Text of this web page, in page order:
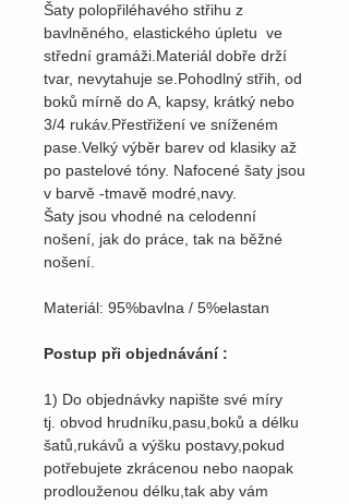
Šaty polopřiléhavého střihu z
bavlněného, elastického úpletu ve
střední gramáži.Materiál dobře drží
tvar, nevytahuje se.Pohodlný střih, od
boků mírně do A, kapsy, krátký nebo
3/4 rukáv.Přestřižení ve sníženém
pase.Velký výběr barev od klasiky až
po pastelové tóny. Nafocené šaty jsou
v barvě -tmavě modré,navy.
Šaty jsou vhodné na celodenní
nošení, jak do práce, tak na běžné
nošení.
Materiál: 95%bavlna / 5%elastan
Postup při objednávání :
1) Do objednávky napište své míry
tj. obvod hrudníku,pasu,boků a délku
šatů,rukávů a výšku postavy,pokud
potřebujete zkrácenou nebo naopak
prodlouženou délku,tak aby vám